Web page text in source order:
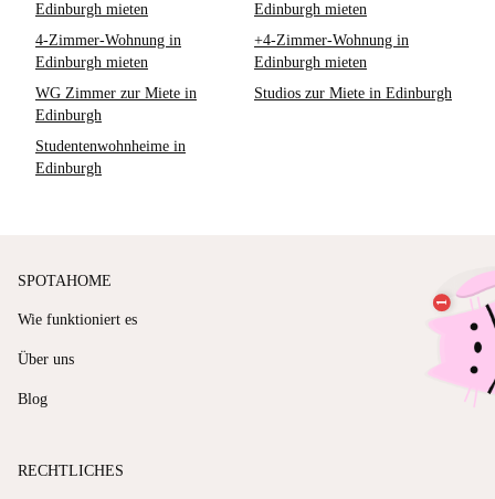
Edinburgh mieten
Edinburgh mieten
4-Zimmer-Wohnung in
Edinburgh mieten
+4-Zimmer-Wohnung in
Edinburgh mieten
WG Zimmer zur Miete in
Edinburgh
Studios zur Miete in Edinburgh
Studentenwohnheime in
Edinburgh
SPOTAHOME
Wie funktioniert es
Über uns
Blog
RECHTLICHES